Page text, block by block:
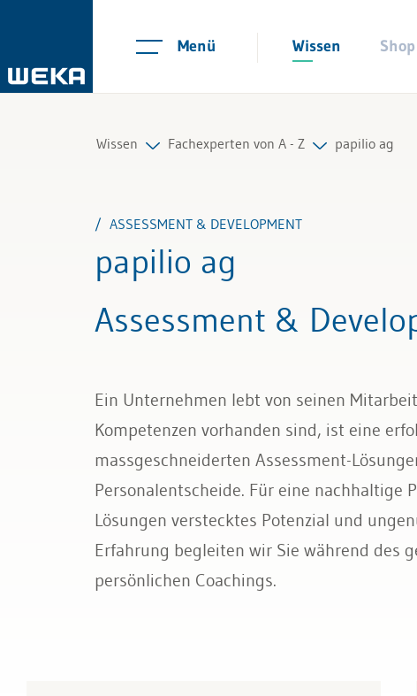
Menü Wissen Shop
Wissen
Führung & Kompetenzen
Finanzen & Steuern
Fachexperten von A - Z papilio ag
ASSESSMENT & DEVELOPMENT
papilio ag
Assessment &
Ein Un­ter­neh­men lebt von sei­nen
Kom­pe­ten­zen vor­han­den sind, ist eine
mass­ge­schnei­der­ten As­sess­ment-
Per­so­nal­ent­schei­de. Für eine nach­hal­ti­ge
Lö­sun­gen ver­steck­tes Po­ten­zi­al und
Er­fah­rung be­glei­ten wir Sie wäh­rend des
per­sön­li­chen Coa­chings.